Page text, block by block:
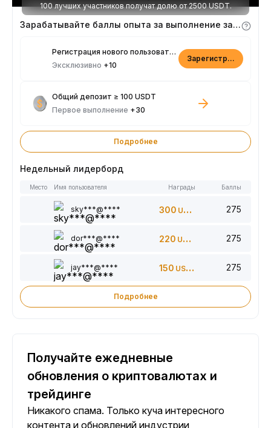
100 лучших участников получат долю от 2500 USDT.
Зарабатывайте баллы опыта за выполнение заданий
Регистрация нового пользователя
Эксклюзивно +10
Зарегистрироваться
Общий депозит ≥ 100 USDT
Первое выполнение +30
Подробнее
Недельный лидерборд
Место Имя пользователя Награды Баллы
sky***@**** 300 USDT 275
dor***@**** 220 USDT 275
jay***@**** 150 USDT 275
Подробнее
Получайте ежедневные
обновления о криптовалютах и
трейдинге
Никакого спама. Только куча интересного
контента и обновлений индустрии